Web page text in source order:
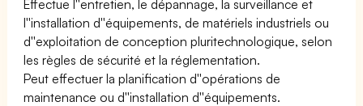
Effectue l''entretien, le dépannage, la surveillance et
l''installation d''équipements, de matériels industriels ou
d''exploitation de conception pluritechnologique, selon
les règles de sécurité et la réglementation.
Peut effectuer la planification d''opérations de
maintenance ou d''installation d''équipements.